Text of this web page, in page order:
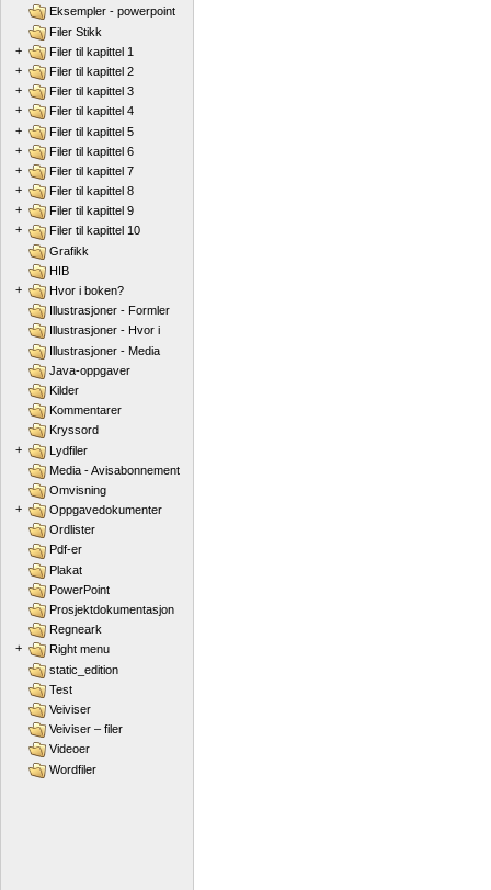
Eksempler - powerpoint
Filer Stikk
+
Filer til kapittel 1
+
Filer til kapittel 2
+
Filer til kapittel 3
+
Filer til kapittel 4
+
Filer til kapittel 5
+
Filer til kapittel 6
+
Filer til kapittel 7
+
Filer til kapittel 8
+
Filer til kapittel 9
+
Filer til kapittel 10
Grafikk
HIB
+
Hvor i boken?
Illustrasjoner - Formler
Illustrasjoner - Hvor i
Illustrasjoner - Media
Java-oppgaver
Kilder
Kommentarer
Kryssord
+
Lydfiler
Media - Avisabonnement
Omvisning
+
Oppgavedokumenter
Ordlister
Pdf-er
Plakat
PowerPoint
Prosjektdokumentasjon
Regneark
+
Right menu
static_edition
Test
Veiviser
Veiviser – filer
Videoer
Wordfiler